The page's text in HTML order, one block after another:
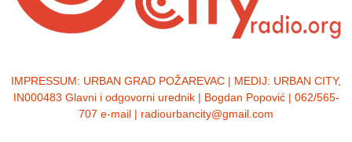
IMPRESSUM: URBAN GRAD POŽAREVAC | MEDIJ: URBAN CITY,
IN000483 Glavni i odgovorni urednik | Bogdan Popović | 062/565-
707 e-mail | radiourbancity@gmail.com